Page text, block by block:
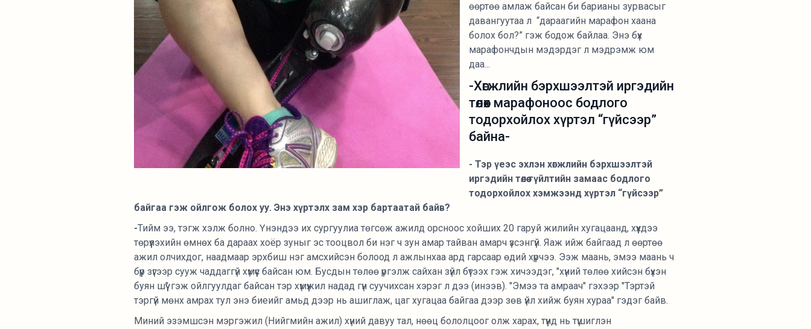
өөртөө амлаж байсан би барианы зурвасыг
давангуутаа л “дараагийн марафон хаана
болох бол?” гэж бодож байлаа. Энэ бүх
марафончдын мэдэрдэг л мэдрэмж юм
даа...
-Хөгжлийн бэрхшээлтэй иргэдийн
төлөөх марафоноос бодлого
тодорхойлох хүртэл “гүйсээр”
байна-
- Тэр үеэс эхлэн хөгжлийн бэрхшээлтэй
иргэдийн төлөө гүйлтийн замаас бодлого
тодорхойлох хэмжээнд хүртэл “гүйсээр”
байгаа гэж ойлгож болох уу. Энэ хүртэлх зам хэр бартаатай байв?
-Тийм ээ, тэгж хэлж болно. Үнэндээ их сургуулиа төгсөж ажилд орсноос хойших 20 гаруй жилийн хугацаанд, хүүхдээ
төрүүлэхийн өмнөх ба дараах хоёр зуныг эс тооцвол би нэг ч зун амар тайван амарч үзсэнгүй. Яаж ийж байгаад л өөртөө
ажил олчихдог, наадмаар эрхбиш нэг амсхийсэн болоод л ажлынхаа ард гарсаар өдий хүрчээ. Ээж маань, эмээ маань ч
бүүр зүгээр сууж чаддаггүй хүмүүс байсан юм. Бусдын төлөө үргэлж сайхан зүйл бүтээх гэж хичээдэг, "хүний төлөө хийсэн бүхэн
буян шүү" гэж ойлгуулдаг байсан тэр хүмүүжил надад гүн суучихсан хэрэг л дээ (инээв). "Эмээ та амраач" гэхээр "Тэртэй
тэргүй мөнх амрах тул энэ биеийг амьд дээр нь ашиглаж, цаг хугацаа байгаа дээр зөв үйл хийж буян хураа" гэдэг байв.
Миний эзэмшсэн мэргэжил (Нийгмийн ажил) хүний давуу тал, нөөц бололцоог олж харах, түүнд нь түшиглэн